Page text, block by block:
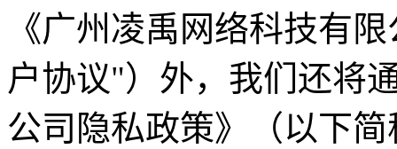
《广州凌禹网络科技有
户协议"）外，我们还将
公司隐私政策》（以下